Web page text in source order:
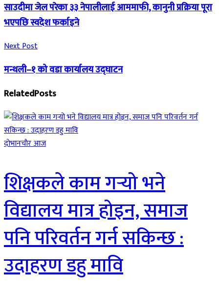
साउदीमा जेल परेका ३३ नेपालीलाई आममाफी, कानुनी प्रक्रिया पूरा
भएपछि स्वदेश फर्काइने
Next Post
मन्थली–१ को वडा कार्यालय उद्घाटन
RelatedPosts
दाेभानचाैर आज
शिक्षकले काम गर्‍यो भने
विद्यालय मात्र होइन, समाज
पनि परिवर्तन गर्न सकिन्छ :
उदाहरण डहु मावि